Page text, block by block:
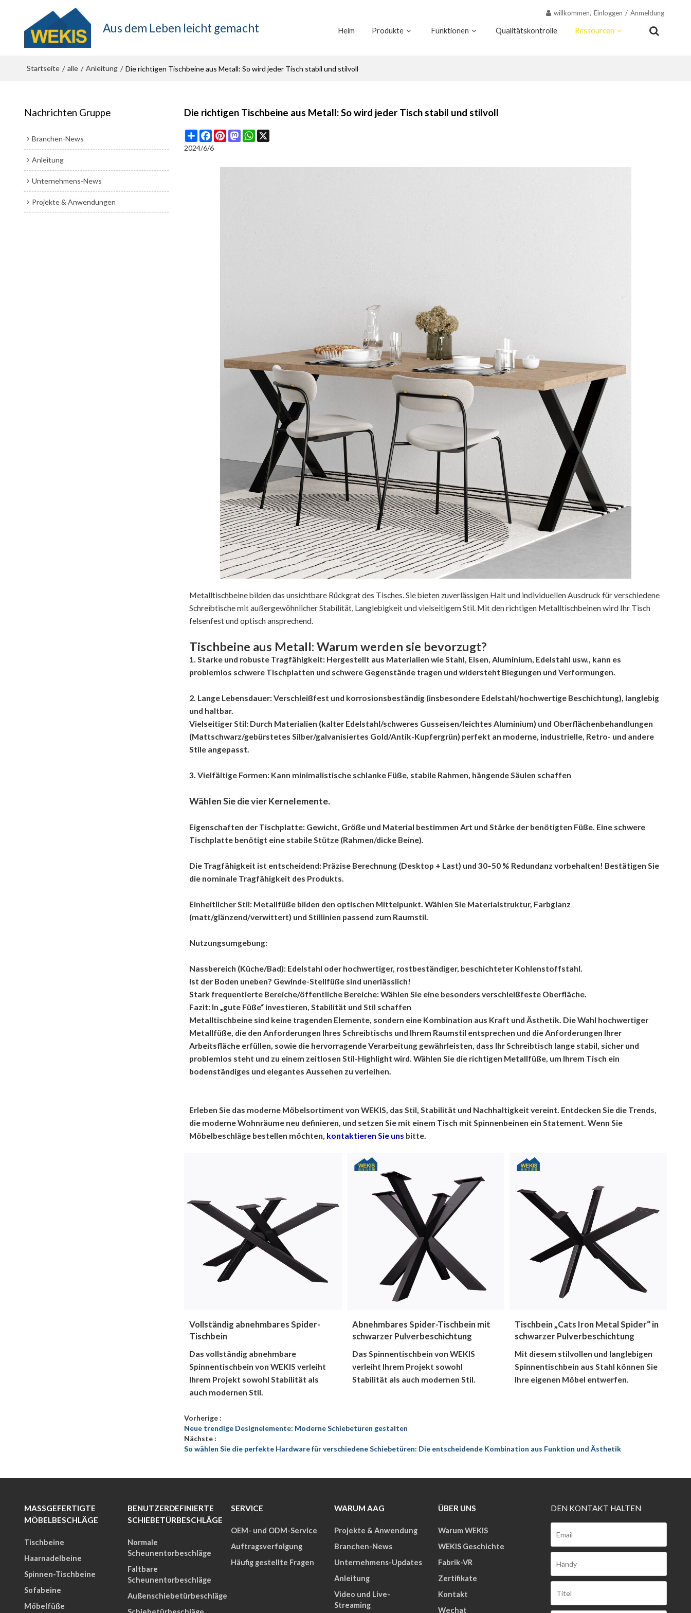
Aus dem Leben leicht gemacht
willkommen, Einloggen / Anmeldung
Heim Produkte Funktionen Qualitätskontrolle Ressourcen
Startseite / alle / Anleitung / Die richtigen Tischbeine aus Metall: So wird jeder Tisch stabil und stilvoll
Nachrichten Gruppe
Branchen-News
Anleitung
Unternehmens-News
Projekte & Anwendungen
Die richtigen Tischbeine aus Metall: So wird jeder Tisch stabil und stilvoll
ShareFacebookPinterest
MastodonWhatsApp
2024/6/6
Metalltischbeine bilden das unsichtbare Rückgrat des Tisches. Sie bieten zuverlässigen Halt und individuellen Ausdruck für verschiedene
Schreibtische mit außergewöhnlicher Stabilität, Langlebigkeit und vielseitigem Stil. Mit den richtigen Metalltischbeinen wird Ihr Tisch
felsenfest und optisch ansprechend.
Tischbeine aus Metall: Warum werden sie bevorzugt?
1. Starke und robuste Tragfähigkeit: Hergestellt aus Materialien wie Stahl, Eisen, Aluminium, Edelstahl usw., kann es
problemlos schwere Tischplatten und schwere Gegenstände tragen und widersteht Biegungen und Verformungen.
2. Lange Lebensdauer: Verschleißfest und korrosionsbeständig (insbesondere Edelstahl/hochwertige Beschichtung), langlebig
und haltbar.
Vielseitiger Stil: Durch Materialien (kalter Edelstahl/schweres Gusseisen/leichtes Aluminium) und Oberflächenbehandlungen
(Mattschwarz/gebürstetes Silber/galvanisiertes Gold/Antik-Kupfergrün) perfekt an moderne, industrielle, Retro- und andere
Stile angepasst.
3. Vielfältige Formen: Kann minimalistische schlanke Füße, stabile Rahmen, hängende Säulen schaffen
Wählen Sie die vier Kernelemente.
Eigenschaften der Tischplatte: Gewicht, Größe und Material bestimmen Art und Stärke der benötigten Füße. Eine schwere
Tischplatte benötigt eine stabile Stütze (Rahmen/dicke Beine).
Die Tragfähigkeit ist entscheidend: Präzise Berechnung (Desktop + Last) und 30–50 % Redundanz vorbehalten! Bestätigen Sie
die nominale Tragfähigkeit des Produkts.
Einheitlicher Stil: Metallfüße bilden den optischen Mittelpunkt. Wählen Sie Materialstruktur, Farbglanz
(matt/glänzend/verwittert) und Stillinien passend zum Raumstil.
Nutzungsumgebung:
Nassbereich (Küche/Bad): Edelstahl oder hochwertiger, rostbeständiger, beschichteter Kohlenstoffstahl.
Ist der Boden uneben? Gewinde-Stellfüße sind unerlässlich!
Stark frequentierte Bereiche/öffentliche Bereiche: Wählen Sie eine besonders verschleißfeste Oberfläche.
Fazit: In „gute Füße“ investieren, Stabilität und Stil schaffen
Metalltischbeine sind keine tragenden Elemente, sondern eine Kombination aus Kraft und Ästhetik. Die Wahl hochwertiger
Metallfüße, die den Anforderungen Ihres Schreibtischs und Ihrem Raumstil entsprechen und die Anforderungen Ihrer
Arbeitsfläche erfüllen, sowie die hervorragende Verarbeitung gewährleisten, dass Ihr Schreibtisch lange stabil, sicher und
problemlos steht und zu einem zeitlosen Stil-Highlight wird. Wählen Sie die richtigen Metallfüße, um Ihrem Tisch ein
bodenständiges und elegantes Aussehen zu verleihen.
Erleben Sie das moderne Möbelsortiment von WEKIS, das Stil, Stabilität und Nachhaltigkeit vereint. Entdecken Sie die Trends,
die moderne Wohnräume neu definieren, und setzen Sie mit einem Tisch mit Spinnenbeinen ein Statement. Wenn Sie
Möbelbeschläge bestellen möchten, kontaktieren Sie uns bitte.
Vollständig abnehmbares Spider-
Tischbein
Das vollständig abnehmbare
Spinnentischbein von WEKIS verleiht
Ihrem Projekt sowohl Stabilität als
auch modernen Stil.
Abnehmbares Spider-Tischbein mit
schwarzer Pulverbeschichtung
Das Spinnentischbein von WEKIS
verleiht Ihrem Projekt sowohl
Stabilität als auch modernen Stil.
Tischbein „Cats Iron Metal Spider“ in
schwarzer Pulverbeschichtung
Mit diesem stilvollen und langlebigen
Spinnentischbein aus Stahl können Sie
Ihre eigenen Möbel entwerfen.
Vorherige
Neue trendige Designelemente: Moderne Schiebetüren gestalten
Nächste
So wählen Sie die perfekte Hardware für verschiedene Schiebetüren: Die entscheidende Kombination aus Funktion und Ästhetik
MASSGEFERTIGTE M
ÖBELBESCHLÄGE
Tischbeine
Haarnadelbeine
Spinnen-Tischbeine
Sofabeine
Möbelfüße
BENUTZERDEFINIERTE
SCHIEBETÜRBESCHLÄGE
Normale
Scheunentorbeschläge
Faltbare
Scheunentorbeschläge
Außenschiebetürbeschläge
SERVICE
OEM- und ODM-Service
Auftragsverfolgung
Häufig gestellte Fragen
WARUM AAG
Projekte & Anwendung
Branchen-News
Unternehmens-Updates
Anleitung
Video und Live-
Streaming
ÜBER UNS
Warum WEKIS
WEKIS Geschichte
Fabrik-VR
Zertifikate
Kontakt
Wechat
DEN KONTAKT HALTEN